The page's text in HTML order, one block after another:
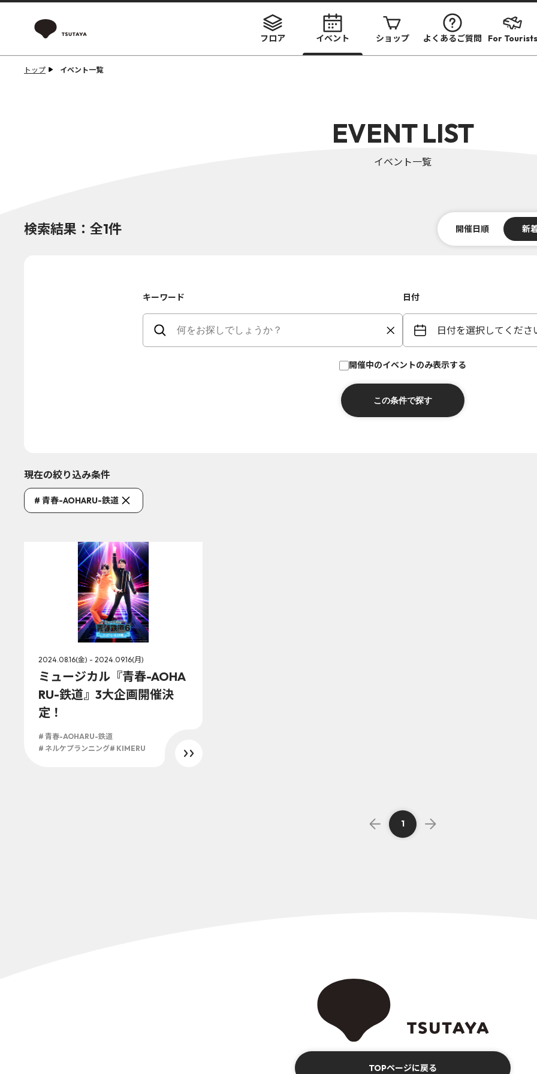
フロア イベント ショップ よくあるご質問 For Tourists
トップ イベント一覧
EVENT LIST
イベント一覧
検索結果：全1件 開催日順 新
キーワード 日付
日付を選択してくださ
開催中のイベントのみ表示する
現在の絞り込み条件
# 青春-AOHARU-鉄道
2024.08.16(金) - 2024.09.16(月)
ミュージカル『青春-AOHA
RU-鉄道』3大企画開催決
定！
# 青春-AOHARU-鉄道
# ネルケプランニング# KIMERU
1
TOPページに戻る